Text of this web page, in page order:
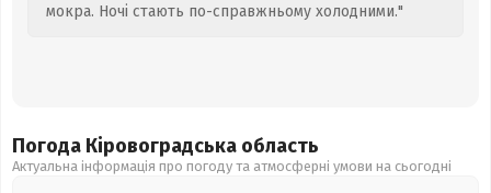
мокра. Ночі стають по-справжньому холодними."
Погода Кіровоградська область
Актуальна інформація про погоду та атмосферні умови на сьогодні